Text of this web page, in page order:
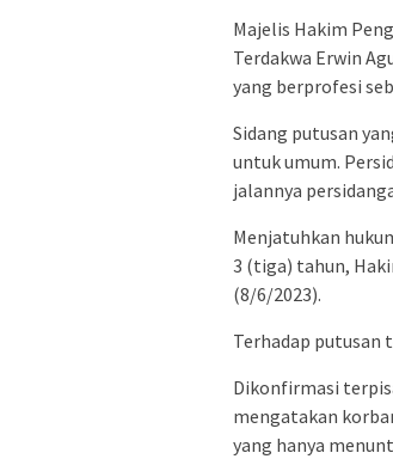
Majelis Hakim
Terdakwa Erwin
yang berprofesi
Sidang putusan
untuk umum.
jalannya
Menjatuhkan
3 (tiga) tahun,
(8/6/2023).
Terhadap putusan
Dikonfirmasi
mengatakan
yang hanya